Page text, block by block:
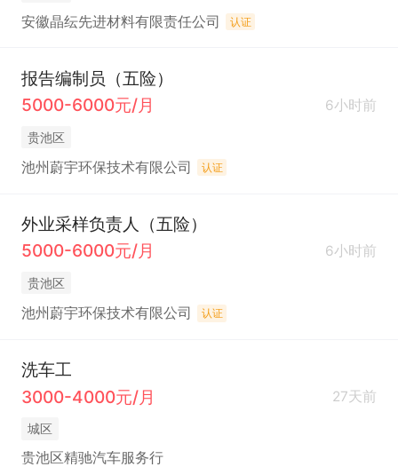
安徽晶纭先进材料有限责任公司 认证
报告编制员（五险）
5000-6000元/月
6小时前
贵池区
池州蔚宇环保技术有限公司 认证
外业采样负责人（五险）
5000-6000元/月
6小时前
贵池区
池州蔚宇环保技术有限公司 认证
洗车工
3000-4000元/月
27天前
城区
贵池区精驰汽车服务行